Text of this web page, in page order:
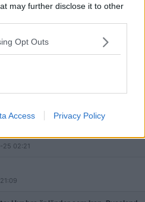
may further disclose it to other
Opt Outs
Access Privacy Policy
skada än nytta? (Håkan Bergmark,
som den nationella rörelsen har
12:40
25 02:21
21:09